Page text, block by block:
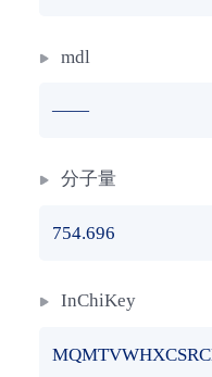
mdl
——
分子量
754.696
InChiKey